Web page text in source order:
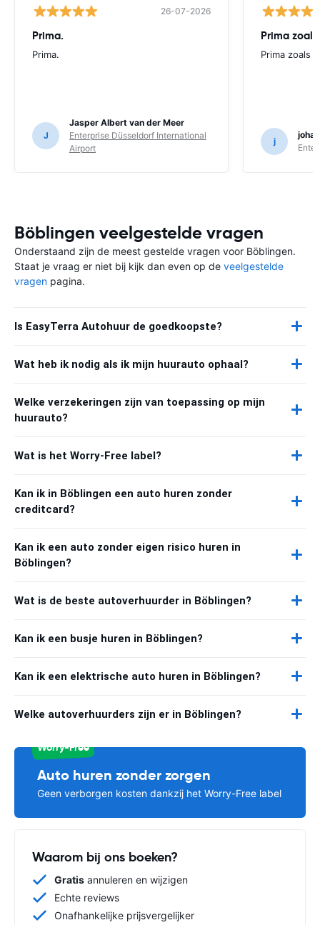
26-07-2026
Prima.
Prima.
J
Jasper Albert van der Meer
Enterprise Düsseldorf International
Airport
Prima
Prima zoals
j
Böblingen veelgestelde vragen
Onderstaand zijn de meest gestelde vragen voor Böblingen.
Staat je vraag er niet bij kijk dan even op de veelgestelde
vragen pagina.
Is EasyTerra Autohuur de goedkoopste?
Wat heb ik nodig als ik mijn huurauto ophaal?
Welke verzekeringen zijn van toepassing op mijn
huurauto?
Wat is het Worry-Free label?
Kan ik in Böblingen een auto huren zonder
creditcard?
Kan ik een auto zonder eigen risico huren in
Böblingen?
Wat is de beste autoverhuurder in Böblingen?
Kan ik een busje huren in Böblingen?
Kan ik een elektrische auto huren in Böblingen?
Welke autoverhuurders zijn er in Böblingen?
Worry-Free
Auto huren zonder zorgen
Geen verborgen kosten dankzij het Worry-Free label
Waarom bij ons boeken?
Gratis annuleren en wijzigen
Echte reviews
Onafhankelijke prijsvergelijker